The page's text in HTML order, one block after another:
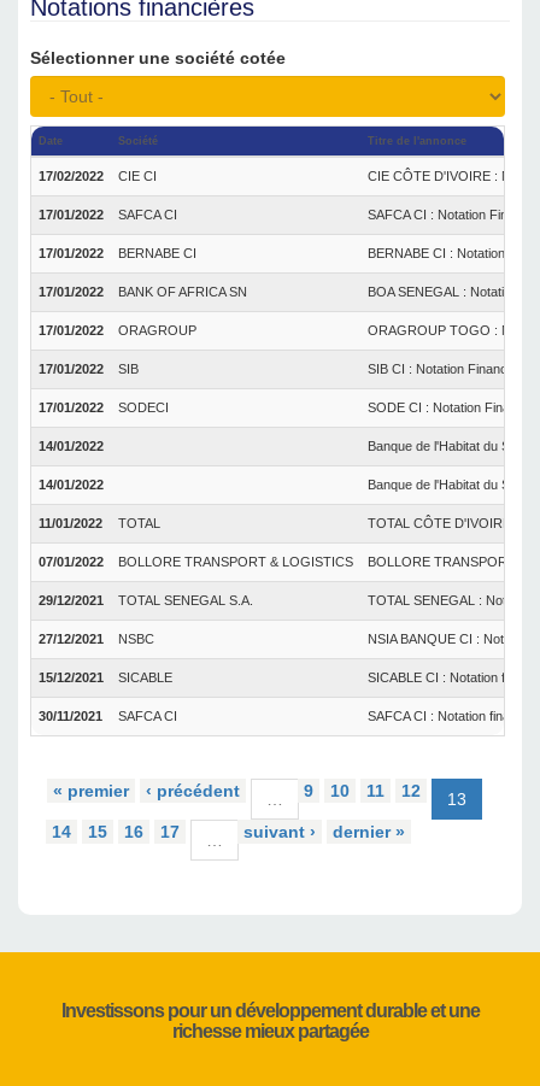
Notations financières
Sélectionner une société cotée
Date Société Titre de l'annonce
17/02/2022 CIE CI CIE CÔTE D'IVOIRE :
17/01/2022 SAFCA CI SAFCA CI : Notation
17/01/2022 BERNABE CI BERNABE CI : Notation
17/01/2022 BANK OF AFRICA SN BOA SENEGAL : Notation
17/01/2022 ORAGROUP ORAGROUP TOGO :
17/01/2022 SIB SIB CI : Notation Financière
17/01/2022 SODECI SODE CI : Notation
14/01/2022 Banque de l'Habitat du
14/01/2022 Banque de l'Habitat du
11/01/2022 TOTAL TOTAL CÔTE D'IVOIRE :
07/01/2022 BOLLORE TRANSPORT & LOGISTICS BOLLORE TRANSPORT &
29/12/2021 TOTAL SENEGAL S.A. TOTAL SENEGAL : Notation
27/12/2021 NSBC NSIA BANQUE CI : Notation
15/12/2021 SICABLE SICABLE CI : Notation
30/11/2021 SAFCA CI SAFCA CI : Notation
« premier ‹ précédent … 9 10 11 12
13
14
15 16 17 … suivant › dernier »
Investissons pour un développement durable et une
richesse mieux partagée